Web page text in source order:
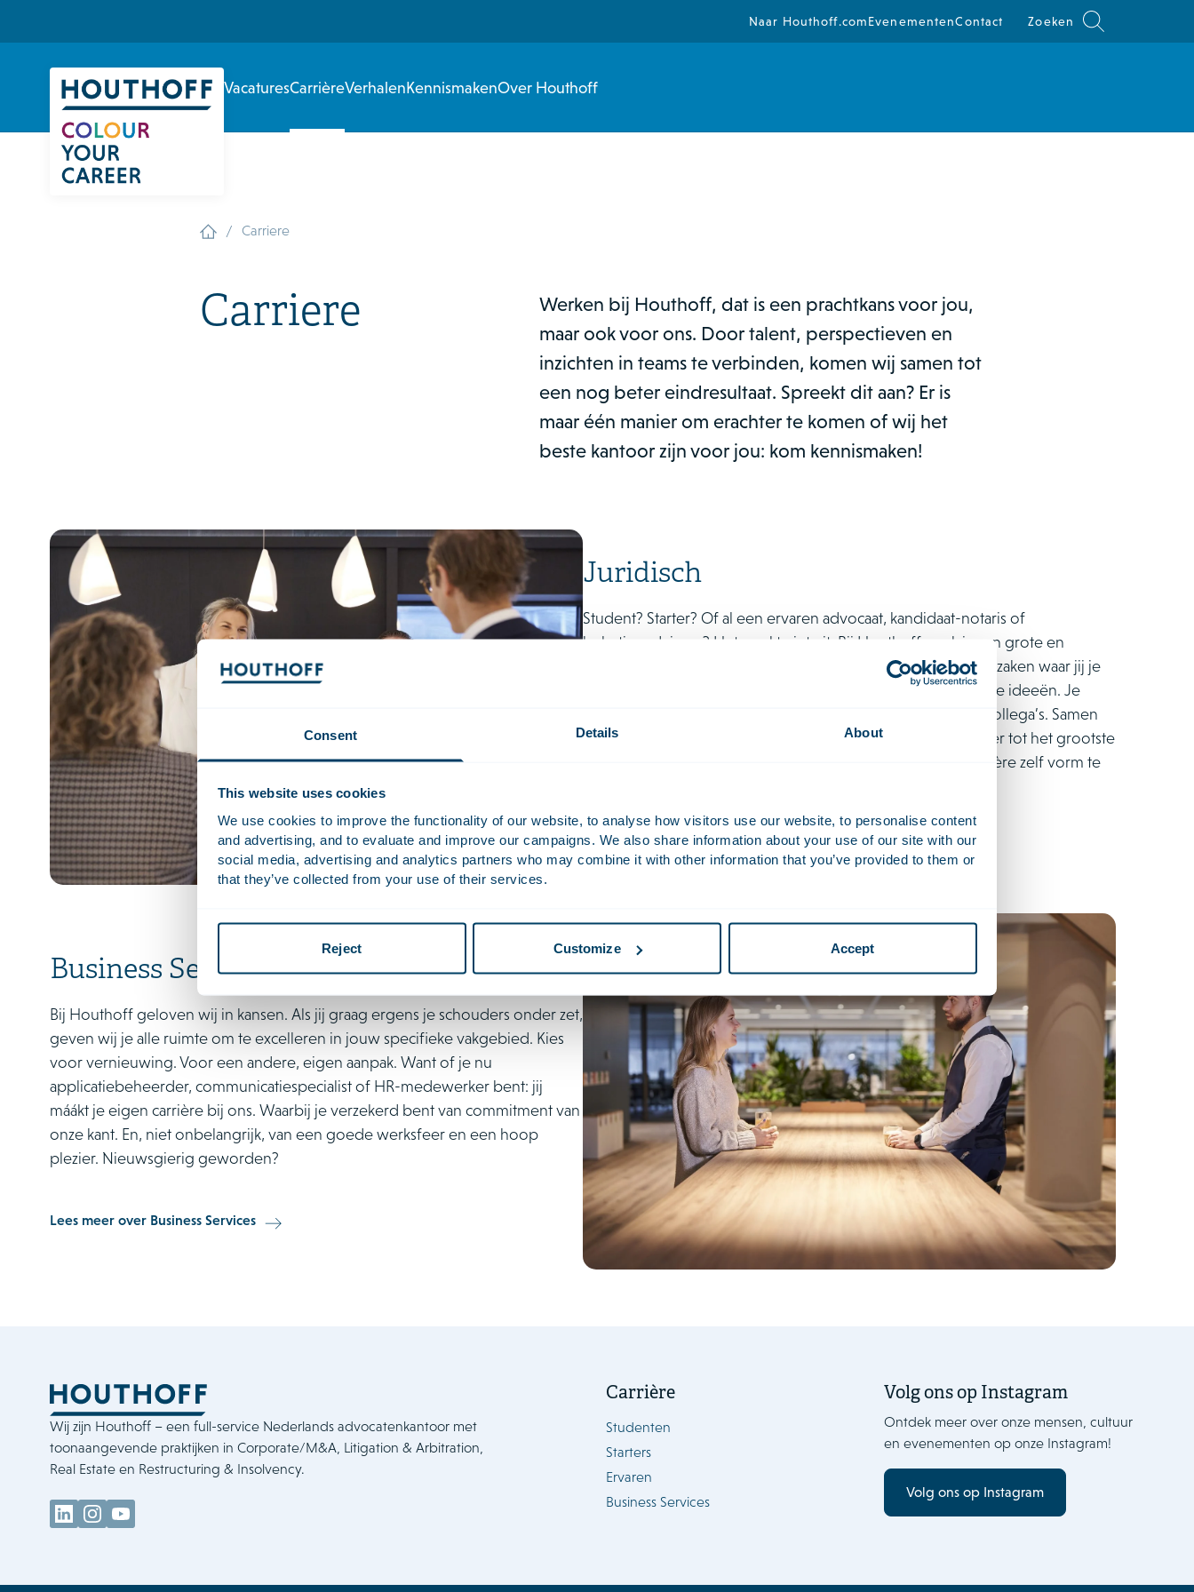
Consent Details About
This website uses cookies
We use cookies to improve the functionality of our website, to analyse how visitors use our website, to personalise content
and advertising, and to evaluate and improve our campaigns. We also share information about your use of our site with our
social media, advertising and analytics partners who may combine it with other information that you’ve provided to them or
that they’ve collected from your use of their services.
Reject Customize Accept
Naar Houthoff.comEvenementenContact Zoeken
VacaturesCarrièreVerhalenKennismakenOver Houthoff
/ Carriere
Carriere
Werken bij Houthoff, dat is een prachtkans voor jou,
maar ook voor ons. Door talent, perspectieven en
inzichten in teams te verbinden, komen wij samen tot
een nog beter eindresultaat. Spreekt dit aan? Er is
maar één manier om erachter te komen of wij het
beste kantoor zijn voor jou: kom kennismaken!
Juridisch
Student? Starter? Of al een ervaren advocaat, kandidaat-notaris of
belastingadviseur? Het maakt niet uit. Bij Houthoff werk je aan grote en
uitdagende zaken. Aan complexe nationale en internationale zaken waar jij je
energie in kunt steken. Bij ons is ruimte voor jouw innovatieve ideeën. Je
wordt omringd door snelle denkers en positief ingestelde collega’s. Samen
werken wij hard en lachen wij hard. Zo komen wij steeds weer tot het grootste
succes. Ontdek alle mogelijkheden om jouw leerpad of carrière zelf vorm te
Bekijk juridische mogelijkheden
Business Services
Bij Houthoff geloven wij in kansen. Als jij graag ergens je schouders onder zet,
geven wij je alle ruimte om te excelleren in jouw specifieke vakgebied. Kies
voor vernieuwing. Voor een andere, eigen aanpak. Want of je nu
applicatiebeheerder, communicatiespecialist of HR-medewerker bent: jij
máákt je eigen carrière bij ons. Waarbij je verzekerd bent van commitment van
onze kant. En, niet onbelangrijk, van een goede werksfeer en een hoop
plezier. Nieuwsgierig geworden?
Lees meer over Business Services
Wij zijn Houthoff – een full-service Nederlands advocatenkantoor met
toonaangevende praktijken in Corporate/M&A, Litigation & Arbitration,
Real Estate en Restructuring & Insolvency.
Carrière
Studenten
Starters
Ervaren
Business Services
Volg ons op Instagram
Ontdek meer over onze mensen, cultuur
en evenementen op onze Instagram!
Volg ons op Instagram